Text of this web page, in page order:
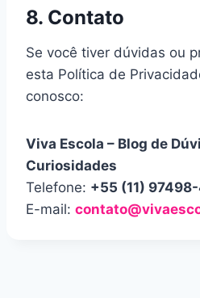
8. Contato
Se você tiver dúvidas ou
esta Política de
conosco:
Viva Escola – Blog de
Curiosidades
Telefone: +55 (11)
E-mail: